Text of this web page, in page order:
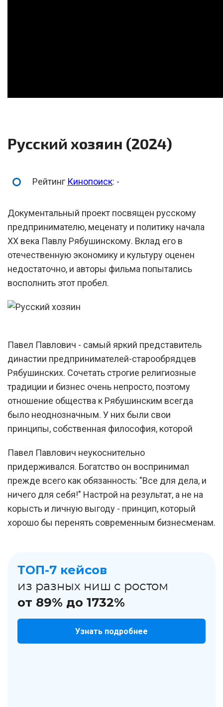
Русский хозяин (2024)
Рейтинг Кинопоиск: -
Документальный проект посвящен русскому
предпринимателю, меценату и политику начала
XX века Павлу Рябушинскому. Вклад его в
отечественную экономику и культуру оценен
недостаточно, и авторы фильма попытались
восполнить этот пробел.
Павел Павлович - самый яркий представитель
династии предпринимателей-старообрядцев
Рябушинских. Сочетать строгие религиозные
традиции и бизнес очень непросто, поэтому
отношение общества к Рябушинским всегда
было неоднозначным. У них были свои
принципы, собственная философия, которой
Павел Павлович неукоснительно
придерживался. Богатство он воспринимал
прежде всего как обязанность: "Все для дела, и
ничего для себя!" Настрой на результат, а не на
корысть и личную выгоду - принцип, который
хорошо бы перенять современным бизнесменам.
ТОП-7 кейсов
из разных ниш с ростом
от 89% до 1732%
Узнать подробнее